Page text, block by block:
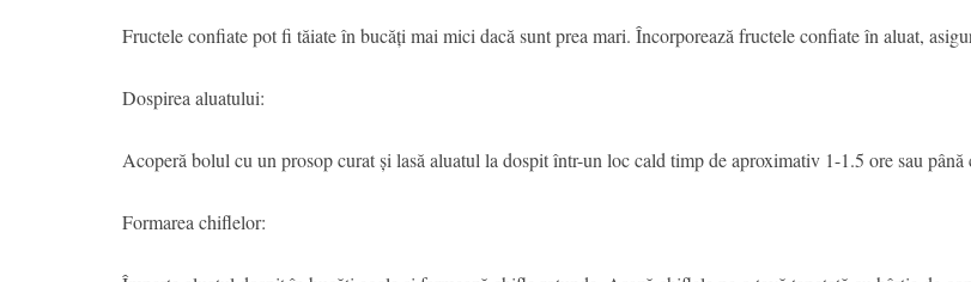
Fructele confiate pot fi tăiate în bucăți mai mici dacă sunt prea mari. Încorporează fructele confiate în aluat,
Dospirea aluatului:
Acoperă bolul cu un prosop curat și lasă aluatul la dospit într-un loc cald timp de aproximativ 1-1.5 ore sau
Formarea chiflelor: